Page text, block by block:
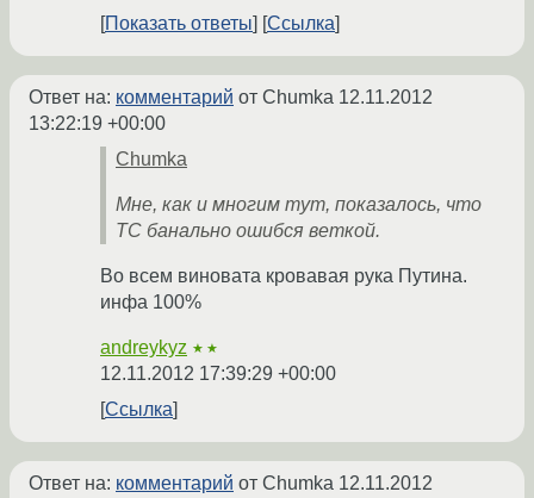
Показать ответы
Ссылка
Ответ на: комментарий от Chumka 12.11.2012
13:22:19 +00:00
Chumka
Мне, как и многим тут, показалось, что
ТС банально ошибся веткой.
Во всем виновата кровавая рука Путина.
инфа 100%
andreykyz ★★
12.11.2012 17:39:29 +00:00
Ссылка
Ответ на: комментарий от Chumka 12.11.2012